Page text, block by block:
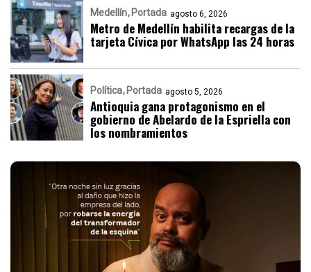
Medellín Portada agosto 6, 2026
Metro de Medellín habilita recargas de la
tarjeta Cívica por WhatsApp las 24 horas
Política Portada agosto 5, 2026
Antioquia gana protagonismo en el
gobierno de Abelardo de la Espriella con
los nombramientos